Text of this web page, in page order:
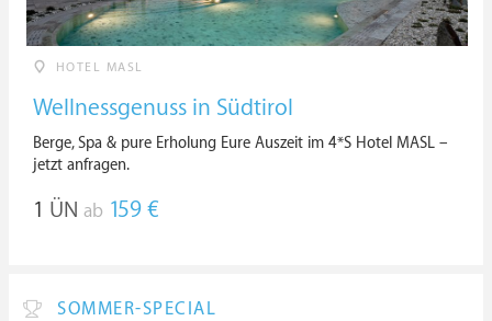
HOTEL MASL
Wellnessgenuss in Südtirol
Berge, Spa & pure Erholung Eure Auszeit im 4*S Hotel MASL –
jetzt anfragen.
1 ÜN ab 159 €
SOMMER-SPECIAL